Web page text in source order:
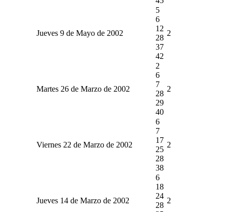
Jueves 9 de Mayo de 2002
5
6
12
28
37
42
2
Martes 26 de Marzo de 2002
2
6
7
28
29
40
2
Viernes 22 de Marzo de 2002
6
7
17
25
28
38
2
Jueves 14 de Marzo de 2002
6
18
24
28
2